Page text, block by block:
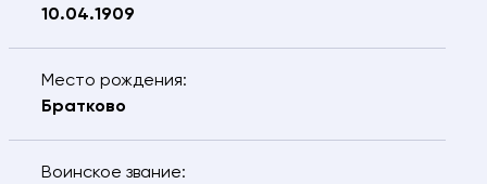
10.04.1909
Место рождения:
Братково
Воинское звание: